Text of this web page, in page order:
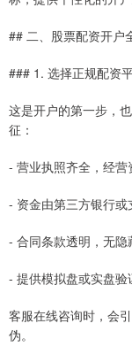
## 二、股票配资开户
### 1. 选择正规配资
这是开户的第一步，
征：
- 营业执照齐全，经营
- 资金由第三方银行或
- 合同条款透明，无隐
- 提供模拟盘或实盘验
客服在线咨询时，会
伪。